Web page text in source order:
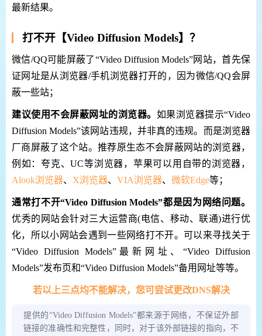
最新结果。
打不开【Video Diffusion Models】？
微信/QQ可能屏蔽了“Video Diffusion Models”网站，首先保
证网址是从浏览器/手机浏览器打开的，因为微信/QQ会屏
蔽一些站；
建议使用不会屏蔽网址的浏览器。 如果浏览器提示“Video
Diffusion Models”该网站违规，并非真的违规。而是浏览器
厂商屏蔽了这个站。推荐原生态不会屏蔽网站的浏览器，
例如：夸克、UC等浏览器，苹果可以用自带的浏览器，
Alook浏览器、 X浏览器、 VIA浏览器、 微软Edge等；
通常打不开“Video Diffusion Models”都是因为网络问题。
优秀的网站会针对三大运营商(电信、移动、联通)进行优
化，所以小网站会遇到一些网络打不开。可以来寻找关于
“Video Diffusion Models”最新网址、“Video Diffusion
Models”发布页和“Video Diffusion Models”备用网址等等。
若以上三点均不能解决，您可尝试更改DNS解决
提供的“Video Diffusion Models”都来源于网络，不保证外部
链接的准确性和完整性，同时，对于该外部链接的指向，不